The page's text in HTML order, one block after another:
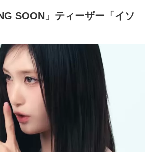
SOON」ティーザー「イソ